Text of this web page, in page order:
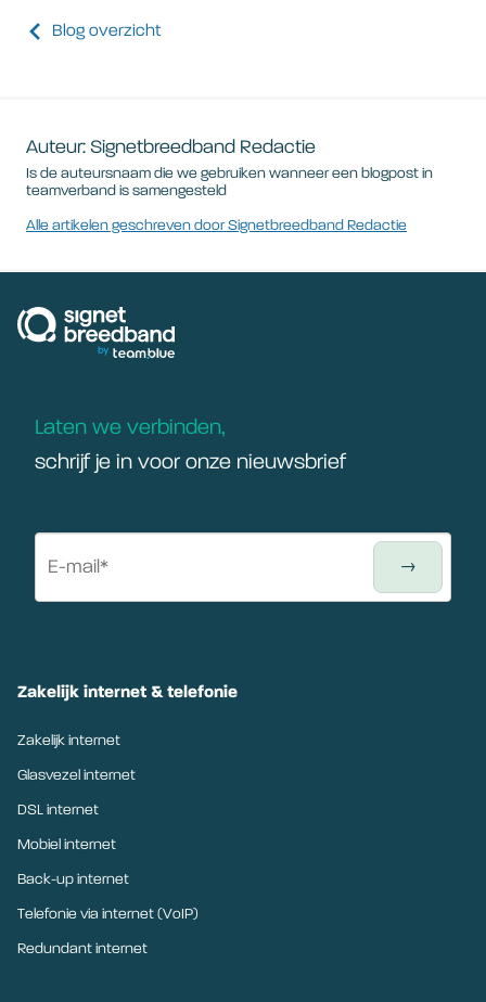
Blog overzicht
Auteur: Signetbreedband Redactie
Is de auteursnaam die we gebruiken wanneer een blogpost in
teamverband is samengesteld
Alle artikelen geschreven door Signetbreedband Redactie
Laten we verbinden,
schrijf je in voor onze nieuwsbrief
Zakelijk internet & telefonie
Zakelijk internet
Glasvezel internet
DSL internet
Mobiel internet
Back-up internet
Telefonie via internet (VoIP)
Redundant internet